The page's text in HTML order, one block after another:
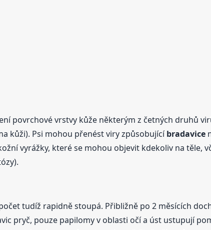
povrchové vrstvy kůže některým z četných druhů
kůži). Psi mohou přenést viry způsobujícíbradavice
vyrážky, které se mohou objevit kdekoliv na těle,
tudíž rapidně stoupá. Přibližně po 2 měsících
pryč, pouze papilomy v oblasti očí a úst ustupují